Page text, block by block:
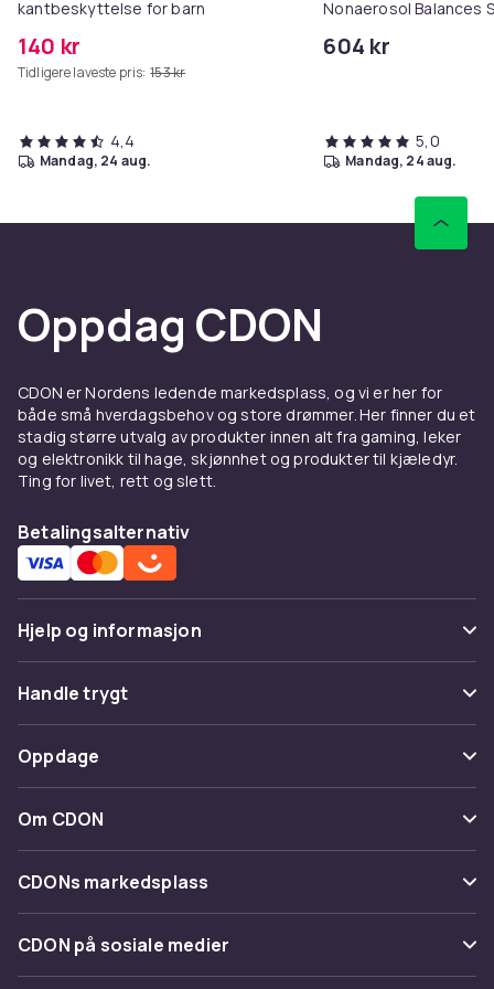
kantbeskyttelse for barn
140 kr
Tidligere laveste pris: 153 kr
4,4
mandag, 24 aug.
Nonaerosol Balances
604 kr
5,0
mandag, 24 aug.
Oppdag CDON
CDON er Nordens ledende markedsplass, og vi er her for
både små hverdagsbehov og store drømmer. Her finner du et
stadig større utvalg av produkter innen alt fra gaming, leker
og elektronikk til hage, skjønnhet og produkter til kjæledyr.
Ting for livet, rett og slett.
Betalingsalternativ
Hjelp og informasjon
Vanlige spørsmål
Spor pakke
Angre & returner her
Kontakt oss
Handle trygt
Betaling
Levering
Tilbakekallinger
Oppdage
Kategorier
Varemerker
Om CDON
Om oss
Kundeanmeldelser
Jobbe på CDON
CDONs markedsplass
Merchant Help Center
CDON på sosiale medier